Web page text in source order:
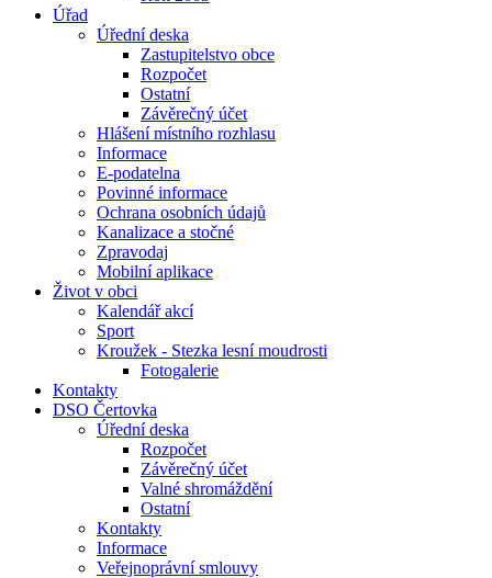
Úřad
Úřední deska
Zastupitelstvo obce
Rozpočet
Ostatní
Závěrečný účet
Hlášení místního rozhlasu
Informace
E-podatelna
Povinné informace
Ochrana osobních údajů
Kanalizace a stočné
Zpravodaj
Mobilní aplikace
Život v obci
Kalendář akcí
Sport
Kroužek - Stezka lesní moudrosti
Fotogalerie
Kontakty
DSO Čertovka
Úřední deska
Rozpočet
Závěrečný účet
Valné shromáždění
Ostatní
Kontakty
Informace
Veřejnoprávní smlouvy